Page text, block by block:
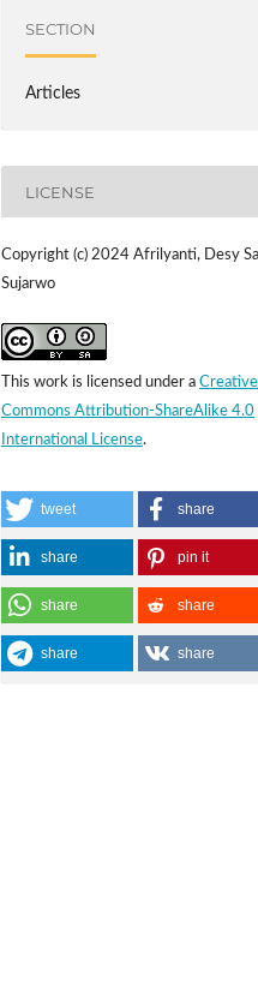
SECTION
Articles
LICENSE
Copyright (c) 2024 Afrilyanti, Desy
Sujarwo
This work is licensed under a Creative
Commons Attribution-ShareAlike 4.0
International License.
tweet share
share pin it
share share
share share